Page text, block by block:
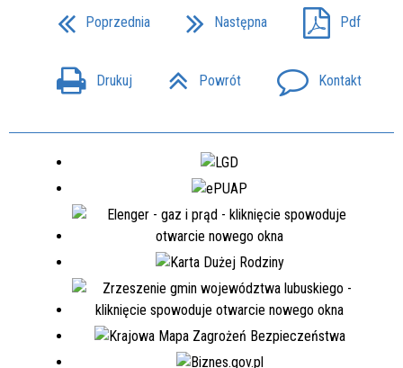
Poprzednia Następna Pdf
Drukuj Powrót Kontakt